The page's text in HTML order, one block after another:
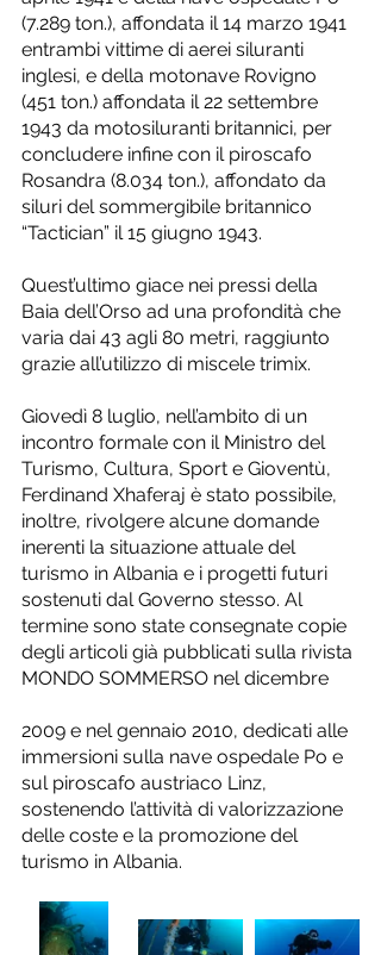
(7.289 ton.), affondata il 14 marzo 1941
entrambi vittime di aerei siluranti
inglesi, e della motonave Rovigno
(451 ton.) affondata il 22 settembre
1943 da motosiluranti britannici, per
concludere infine con il piroscafo
Rosandra (8.034 ton.), affondato da
siluri del sommergibile britannico
“Tactician” il 15 giugno 1943.
Quest’ultimo giace nei pressi della
Baia dell’Orso ad una profondità che
varia dai 43 agli 80 metri, raggiunto
grazie all’utilizzo di miscele trimix.
Giovedì 8 luglio, nell’ambito di un
incontro formale con il Ministro del
Turismo, Cultura, Sport e Gioventù,
Ferdinand Xhaferaj è stato possibile,
inoltre, rivolgere alcune domande
inerenti la situazione attuale del
turismo in Albania e i progetti futuri
sostenuti dal Governo stesso. Al
termine sono state consegnate copie
degli articoli già pubblicati sulla rivista
MONDO SOMMERSO nel dicembre
2009 e nel gennaio 2010, dedicati alle
immersioni sulla nave ospedale Po e
sul piroscafo austriaco Linz,
sostenendo l’attività di valorizzazione
delle coste e la promozione del
turismo in Albania.